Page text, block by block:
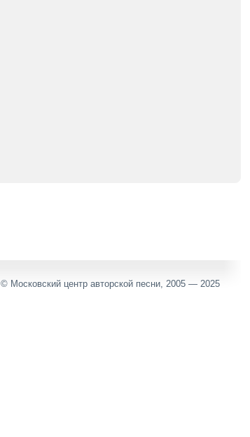
© Московский центр авторской песни, 2005 — 2025